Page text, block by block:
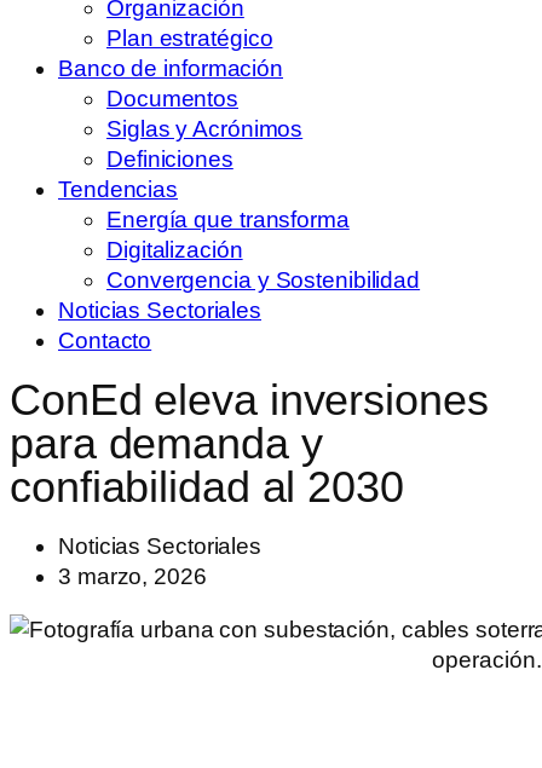
Organización
Plan estratégico
Banco de información
Documentos
Siglas y Acrónimos
Definiciones
Tendencias
Energía que transforma
Digitalización
Convergencia y Sostenibilidad
Noticias Sectoriales
Contacto
ConEd eleva inversiones
para demanda y
confiabilidad al 2030
Noticias Sectoriales
3 marzo, 2026